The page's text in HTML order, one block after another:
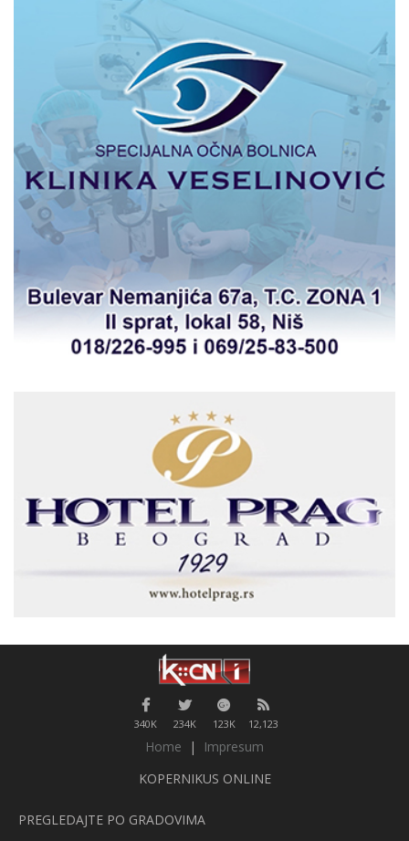
340K 234K 123K 12,123
Home |
Impresum
KOPERNIKUS ONLINE
PREGLEDAJTE PO GRADOVIMA